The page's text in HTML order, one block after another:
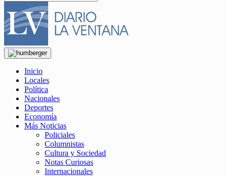
Inicio
Locales
Política
Nacionales
Deportes
Economía
Más Noticias
Policiales
Columnistas
Cultura y Sociedad
Notas Curiosas
Internacionales